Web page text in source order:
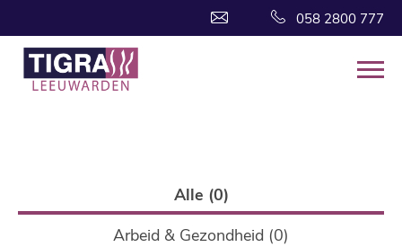
058 2800 777
Alle (0)
Arbeid & Gezondheid (0)